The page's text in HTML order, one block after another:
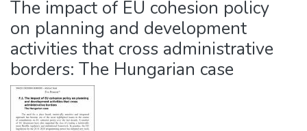
The impact of EU cohesion policy
on planning and development
activities that cross administrative
borders: The Hungarian case